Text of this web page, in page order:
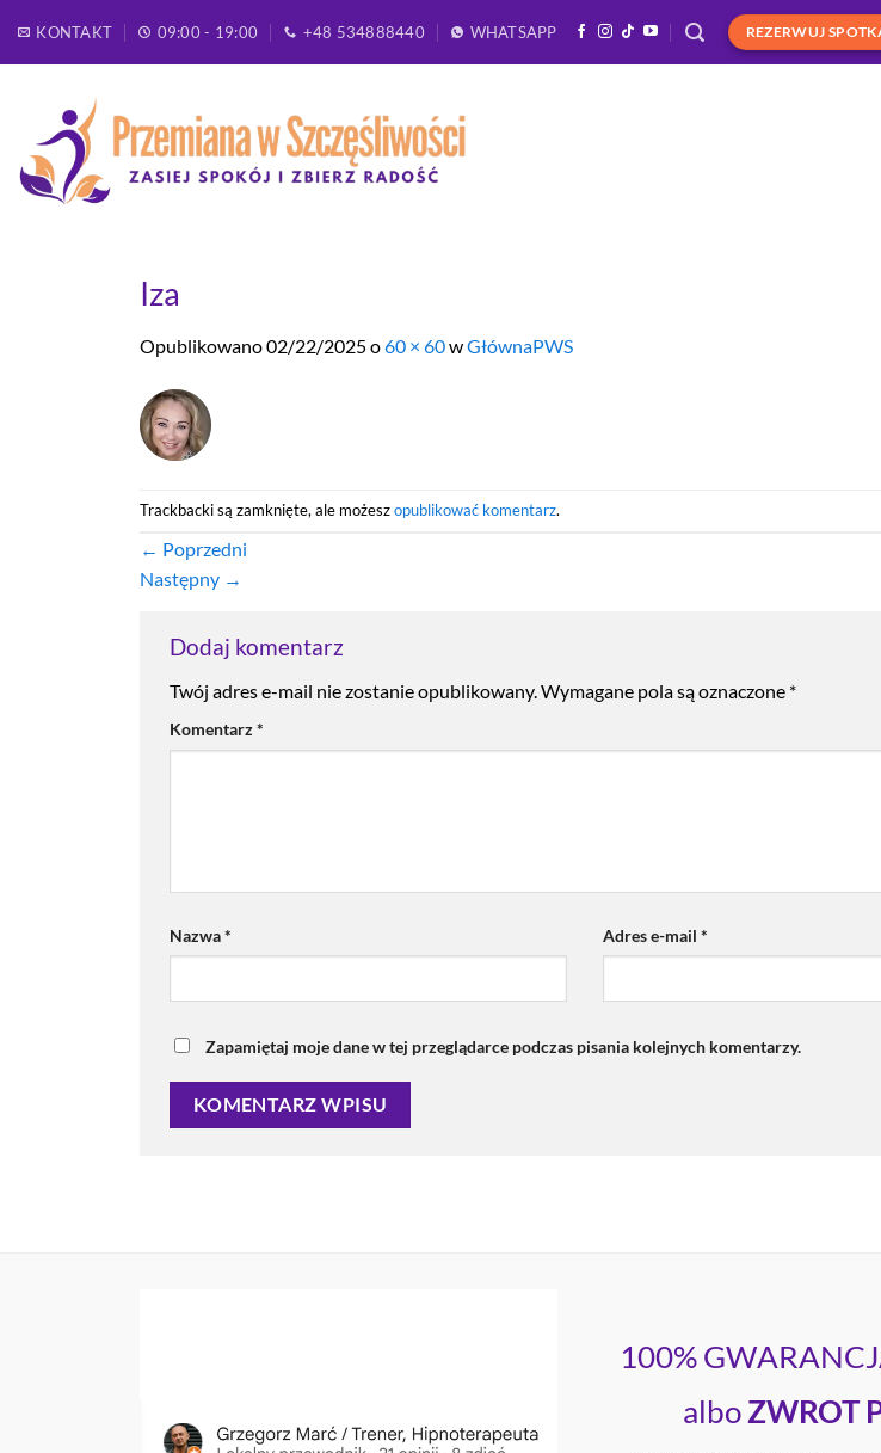
do
KONTAKT 09:00 - 19:00 +48 534888440 WHATSAPP REZERWUJ
Iza
Opublikowano02/22/2025o60 × 60wGłównaPWS
Trackbacki są zamknięte, ale możeszopublikować komentarz.
← Poprzedni
Następny →
Dodaj komentarz
Twój adres e-mail nie zostanie opublikowany.Wymagane pola są oznaczone *
Komentarz*
Nazwa* Adres e-mail*
Zapamiętaj moje dane w tej przeglądarce podczas pisania kolejnych komentarzy.
100%
albo ZWROT